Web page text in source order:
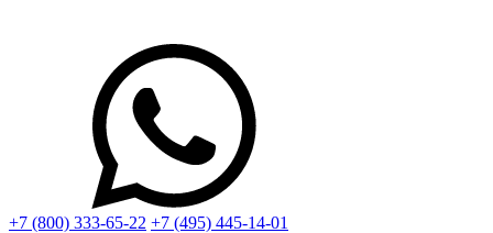
+7 (800) 333-65-22 +7 (495) 445-14-01